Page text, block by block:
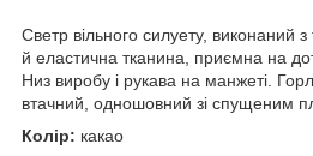
Светр вільного силуету, виконаний
й еластична тканина, приємна на
Низ виробу і рукава на манжеті.
втачний, одношовний зі спущеним
Колір: какао